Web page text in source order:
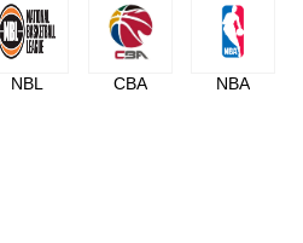
NBL CBA NBA